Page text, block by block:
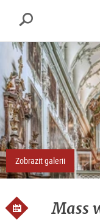
Vyhledávání
Zobrazit galerii
Mass